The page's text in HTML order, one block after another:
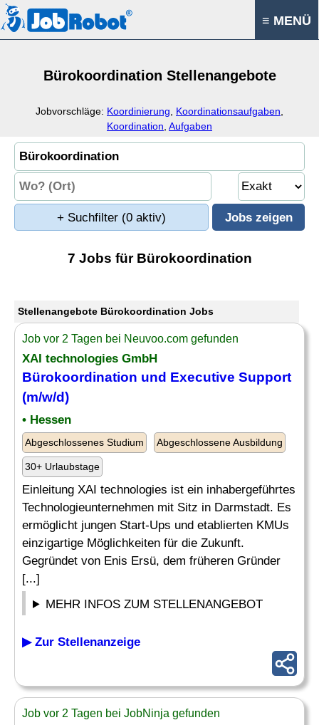
≡ MENÜ
Bürokoordination Stellenangebote
Jobvorschläge: Koordinierung Koordinationsaufgaben
Koordination Aufgaben
+ Suchfilter (0 aktiv)
7 Jobs für Bürokoordination
Stellenangebote Bürokoordination Jobs
Job vor 2 Tagen bei Neuvoo.com gefunden
XAI technologies GmbH
Bürokoordination und Executive Support
(m/w/d)
• Hessen
Abgeschlossenes Studium Abgeschlossene Ausbildung
30+ Urlaubstage
Einleitung XAI technologies ist ein inhabergeführtes
Technologieunternehmen mit Sitz in Darmstadt. Es
ermöglicht jungen Start-Ups und etablierten KMUs
einzigartige Möglichkeiten für die Zukunft.
Gegründet von Enis Ersü, dem früheren Gründer
[...]
MEHR INFOS ZUM STELLENANGEBOT
▶ Zur Stellenanzeige
Job vor 2 Tagen bei JobNinja gefunden